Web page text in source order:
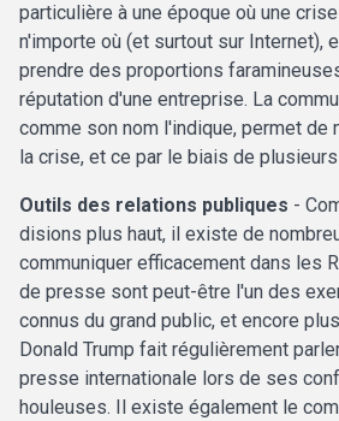
particulière à une époque où une
n'importe où (et surtout sur Internet),
prendre des proportions
réputation d'une entreprise. La
comme son nom l'indique, permet
la crise, et ce par le biais de
Outils des relations publiques -
disions plus haut, il existe de
communiquer efficacement dans les
de presse sont peut-être l'un des
connus du grand public, et encore
Donald Trump fait régulièrement
presse internationale lors de ses
houleuses. Il existe également le